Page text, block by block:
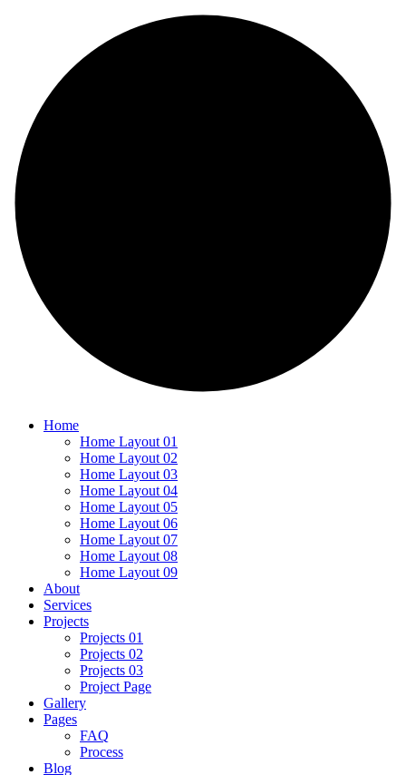
Home
Home Layout 01
Home Layout 02
Home Layout 03
Home Layout 04
Home Layout 05
Home Layout 06
Home Layout 07
Home Layout 08
Home Layout 09
About
Services
Projects
Projects 01
Projects 02
Projects 03
Project Page
Gallery
Pages
FAQ
Process
Blog